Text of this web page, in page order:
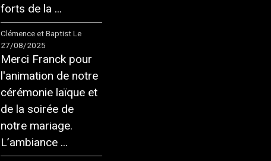
forts de la ...
Clémence et Baptist Le
27/08/2025
Merci Franck pour
l'animation de notre
cérémonie laïque et
de la soirée de
notre mariage.
L’ambiance ...